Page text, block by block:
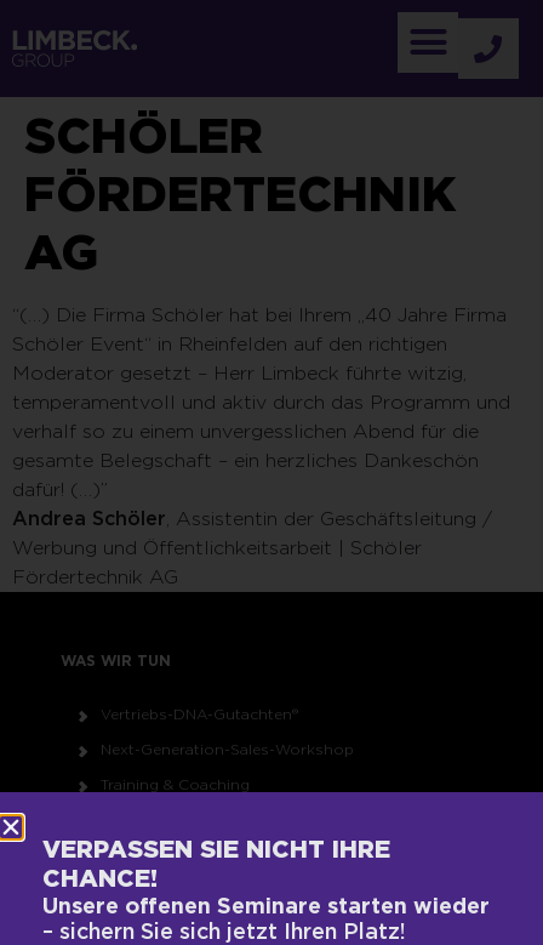
SCHÖLER
FÖRDERTECHNIK
AG
“(…) Die Firma Schöler hat bei Ihrem „40 Jahre Firma
Schöler Event“ in Rheinfelden auf den richtigen
Moderator gesetzt – Herr Limbeck führte witzig,
temperamentvoll und aktiv durch das Programm und
verhalf so zu einem unvergesslichen Abend für die
gesamte Belegschaft – ein herzliches Dankeschön
dafür! (…)”
Andrea Schöler, Assistentin der Geschäftsleitung /
Werbung und Öffentlichkeitsarbeit | Schöler
Fördertechnik AG
WAS WIR TUN
Vertriebs-DNA-Gutachten®
Next-Generation-Sales-Workshop
Training & Coaching
LOOP-Prozess®
WER WIR SIND
VERPASSEN SIE NICHT IHRE
CHANCE!
Unsere offenen Seminare starten wieder
– sichern Sie sich jetzt Ihren Platz!